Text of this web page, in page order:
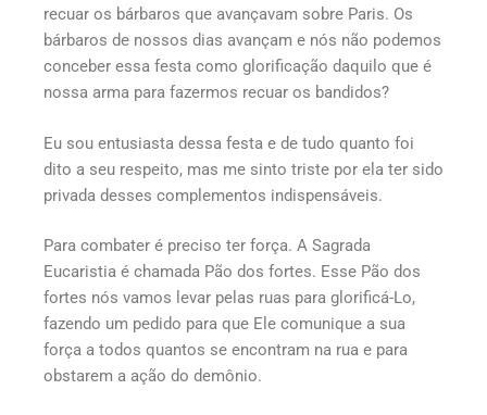
recuar os bárbaros que avançavam sobre Paris. Os
bárbaros de nossos dias avançam e nós não podemos
conceber essa festa como glorificação daquilo que é
nossa arma para fazermos recuar os bandidos?
Eu sou entusiasta dessa festa e de tudo quanto foi
dito a seu respeito, mas me sinto triste por ela ter sido
privada desses complementos indispensáveis.
Para combater é preciso ter força. A Sagrada
Eucaristia é chamada Pão dos fortes. Esse Pão dos
fortes nós vamos levar pelas ruas para glorificá-Lo,
fazendo um pedido para que Ele comunique a sua
força a todos quantos se encontram na rua e para
obstarem a ação do demônio.